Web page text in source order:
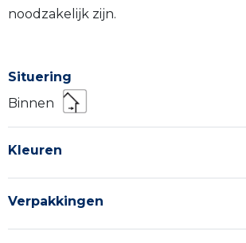
noodzakelijk zijn.
Situering
Binnen
Kleuren
Verpakkingen